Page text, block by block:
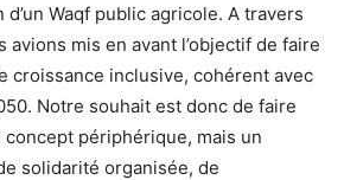
d’un Waqf public agricole. A travers
avions mis en avant l’objectif de faire
croissance inclusive, cohérent avec
Notre souhait est donc de faire
concept périphérique, mais un
solidarité organisée, de